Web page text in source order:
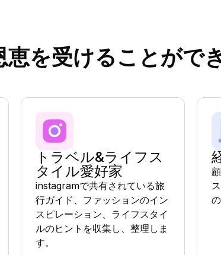
を受けることがで
トラベル&ライフス
タイル愛好家
instagramで共有されている旅
行ガイド、ファッションのイン
スピレーション、ライフスタイ
ルのヒントを収集し、整理しま
す。